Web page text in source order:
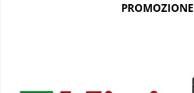
PROMOZIONE